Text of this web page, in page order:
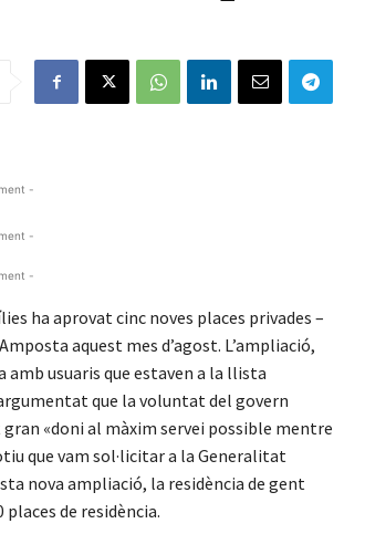
-
-
-
ha aprovat cinc noves places privades –
aquest mes d’agost. L’ampliació,
usuaris que estaven a la llista
argumentat que la voluntat del govern
«doni al màxim servei possible mentre
que vam sol·licitar a la Generalitat
nova ampliació, la residència de gent
places de residència.